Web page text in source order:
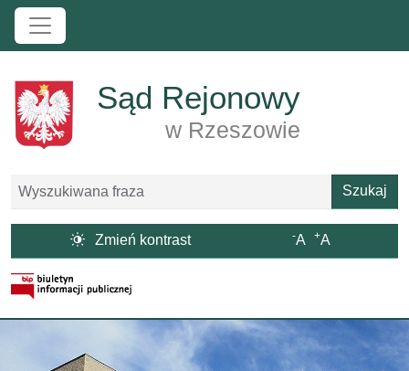
Przejdź do treści
Sąd Rejonowy
w Rzeszowie
Szukaj Szukaj
 Zmień kontrast -A +A
Strona BIP otwiera się w nowym oknie